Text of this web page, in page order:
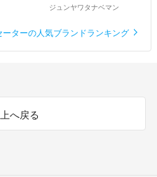
ジュンヤワタナベマン
ーターの人気ブランドランキング
へ戻る